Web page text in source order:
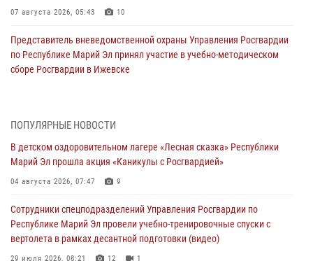
07 августа 2026, 05:43 10
Представитель вневедомственной охраны Управления Росгвардии
по Республике Марий Эл принял участие в учебно-методическом
сборе Росгвардии в Ижевске
провели более 90 проверок мест хранения гражданского оружия
06 августа 2026, 08:00
В Марий Эл сотрудники вневедомственной охраны Росгвардии за
05 августа 2026, 09:44
В Марий Эл для сотрудников Росгвардии прошло занятие,
посвящённое памяти генерала армии Ивана Кирилловича Яковлева
ПОПУЛЯРНЫЕ НОВОСТИ
В детском оздоровительном лагере «Лесная сказка» Республики
Марий Эл прошла акция «Каникулы с Росгвардией»
04 августа 2026, 07:47 9
Сотрудники спецподразделений Управления Росгвардии по
Республике Марий Эл провели учебно-тренировочные спуски с
вертолета в рамках десантной подготовки (видео)
29 июля 2026, 08:21 12 1